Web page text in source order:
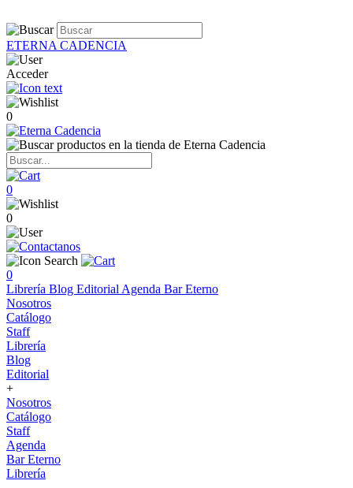
ETERNA CADENCIA
Acceder
0
0
0
0
Librería Blog Editorial Agenda Bar Eterno
Nosotros
Catálogo
Staff
Librería
Blog
Editorial
+
Nosotros
Catálogo
Staff
Agenda
Bar Eterno
Librería